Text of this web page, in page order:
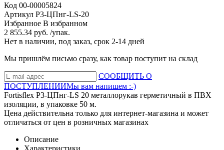
Код 00-00005824
Артикул Р3-ЦПнг-LS-20
Избранное В избранном
2 855.34 руб. /упак.
Нет в наличии, под заказ, срок 2-14 дней
Мы пришлём письмо сразу, как товар поступит на склад
СООБЩИТЬ О
ПОСТУПЛЕНИИМы вам напишем :-)
Fortisflex Р3-ЦПнг-LS 20 металлорукав герметичный в ПВХ
изоляции, в упаковке 50 м.
Цена действительна только для интернет-магазина и может
отличаться от цен в розничных магазинах
Описание
Характеристики